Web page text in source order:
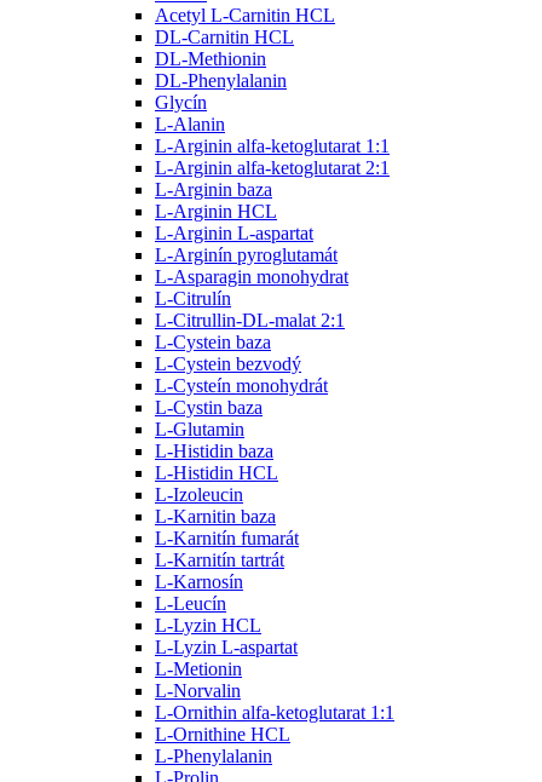
Acetyl L-Carnitin HCL
DL-Carnitin HCL
DL-Methionin
DL-Phenylalanin
Glycín
L-Alanin
L-Arginin alfa-ketoglutarat 1:1
L-Arginin alfa-ketoglutarat 2:1
L-Arginin baza
L-Arginin HCL
L-Arginin L-aspartat
L-Arginín pyroglutamát
L-Asparagin monohydrat
L-Citrulín
L-Citrullin-DL-malat 2:1
L-Cystein baza
L-Cystein bezvodý
L-Cysteín monohydrát
L-Cystin baza
L-Glutamin
L-Histidin baza
L-Histidin HCL
L-Izoleucin
L-Karnitin baza
L-Karnitín fumarát
L-Karnitín tartrát
L-Karnosín
L-Leucín
L-Lyzin HCL
L-Lyzin L-aspartat
L-Metionin
L-Norvalin
L-Ornithin alfa-ketoglutarat 1:1
L-Ornithine HCL
L-Phenylalanin
L-Prolin